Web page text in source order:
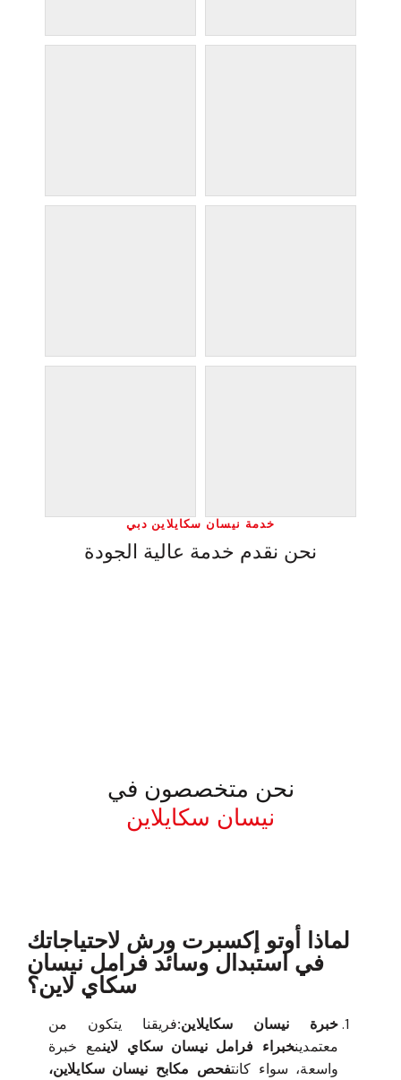
خدمة نيسان سكايلاين دبي
نحن نقدم خدمة عالية الجودة
نحن متخصصون في
نيسان سكايلاين
لماذا أوتو إكسبرت ورش لاحتياجاتك
في استبدال وسائد فرامل نيسان
سكاي لاين؟
خبرة نيسان سكايلاين:فريقنا يتكون من
معتمدينخبراء فرامل نيسان سكاي لاينمع خبرة
واسعة، سواء كانتفحص مكابح نيسان سكايلاين،